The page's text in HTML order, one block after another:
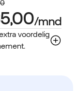
voordelig